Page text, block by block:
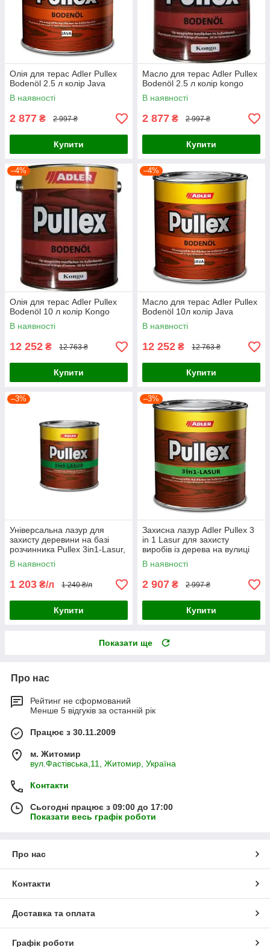
Олія для терас Adler Pullex
Bodenöl 2.5 л колір Java
В наявності
2 877 ₴ 2 997 ₴
Купити
Масло для терас Adler Pullex
Bodenöl 2.5 л колір kongo
В наявності
2 877 ₴ 2 997 ₴
Купити
–4%
Олія для терас Adler Pullex
Bodenöl 10 л колір Kongo
В наявності
12 252 ₴ 12 763 ₴
Купити
–4%
Масло для терас Adler Pullex
Bodenöl 10л колір Java
В наявності
12 252 ₴ 12 763 ₴
Купити
–3%
Універсальна лазур для
захисту деревини на базі
розчинника Pullex 3in1-Lasur,
Adler
В наявності
1 203 ₴/л 1 240 ₴/л
Купити
–3%
Захисна лазур Adler Pullex 3
in 1 Lasur для захисту
виробів із дерева на вулиці
2,5 л колір Kiefer
В наявності
2 907 ₴ 2 997 ₴
Купити
Показати ще
Про нас
Рейтинг не сформований
Менше 5 відгуків за останній рік
Працює з 30.11.2009
м. Житомир
вул.Фастівська,11, Житомир, Україна
Контакти
Сьогодні працює з 09:00 до 17:00
Показати весь графік роботи
Про нас
Контакти
Доставка та оплата
Графік роботи